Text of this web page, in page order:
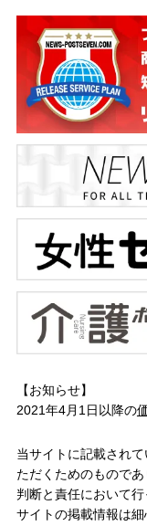
【お知らせ】
2021年4月1日以降の
当サイトに記載され
ただくためのもので
判断と責任において
サイトの掲載情報は